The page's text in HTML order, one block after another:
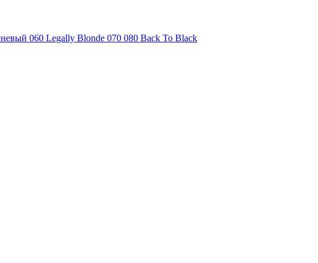
060 Legally Blonde 070 080 Back To Black